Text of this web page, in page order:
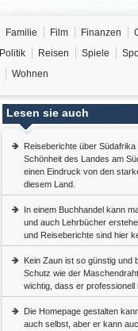
Familie Film Finanzen
Politik Reisen Spiele
Wohnen
Lesen sie auch
Reiseberichte über
Schönheit des Landes am
einen Eindruck von den
diesem Land.
In einem Buchhandel kann
und auch Lehrbücher
und Reiseberichte sind hier
Kein Zaun ist so günstig und
Schutz wie der
wichtig, dass er professionell
Die Homepage gestalten
auch selbst, aber er kann